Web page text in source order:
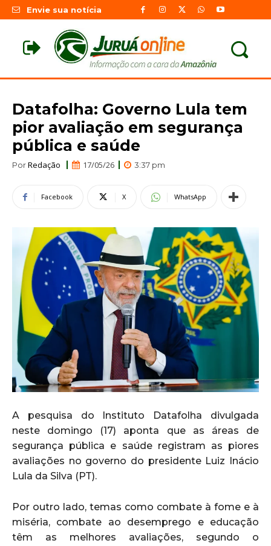
Envie sua notícia
Datafolha: Governo Lula tem
pior avaliação em segurança
pública e saúde
PorRedação 17/05/26 3:37 pm
Facebook X WhatsApp
A pesquisa do Instituto Datafolha divulgada
neste domingo (17) aponta que as áreas de
segurança pública e saúde registram as piores
avaliações no governo do presidente Luiz Inácio
Lula da Silva (PT).
Por outro lado, temas como combate à fome e à
miséria, combate ao desemprego e educação
têm as melhores avaliações, segundo o